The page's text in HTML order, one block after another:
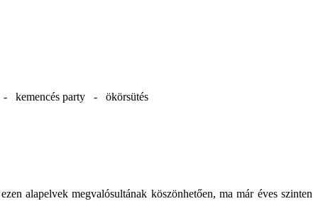
kemencés party - ökörsütés
alapelvek megvalósultának köszönhetően, ma már éves szinten